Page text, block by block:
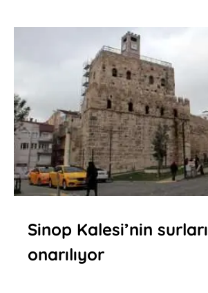
Sinop Kalesi’nin surları
onarılıyor